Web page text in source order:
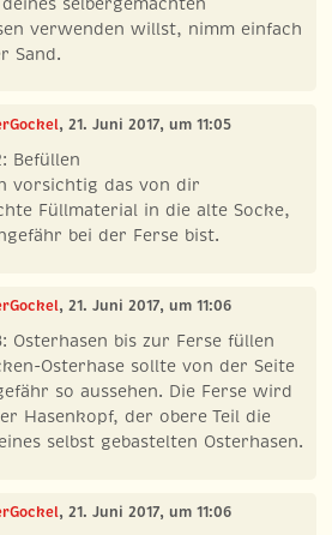
verwenden willst, nimm einfach
Sand.
, 21. Juni 2017, um 11:05
Befüllen
vorsichtig das von dir
Füllmaterial in die alte Socke,
bei der Ferse bist.
, 21. Juni 2017, um 11:06
Osterhasen bis zur Ferse füllen
Osterhase sollte von der Seite
so aussehen. Die Ferse wird
Hasenkopf, der obere Teil die
selbst gebastelten Osterhasen.
, 21. Juni 2017, um 11:06